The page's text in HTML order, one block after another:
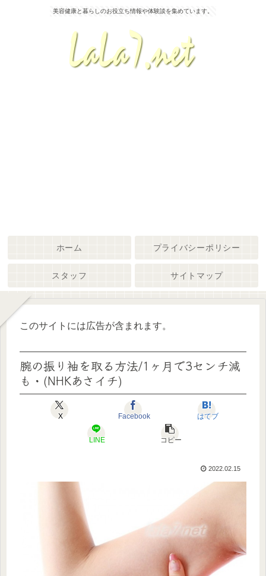
美容健康と暮らしのお役立ち情報や体験談を集めています。
ホーム プライバシーポリシー
スタッフ サイトマップ
このサイトには広告が含まれます。
腕の振り袖を取る方法/1ヶ月で3センチ減
も・(NHKあさイチ)
X Facebook はてブ
LINE コピー
2022.02.15